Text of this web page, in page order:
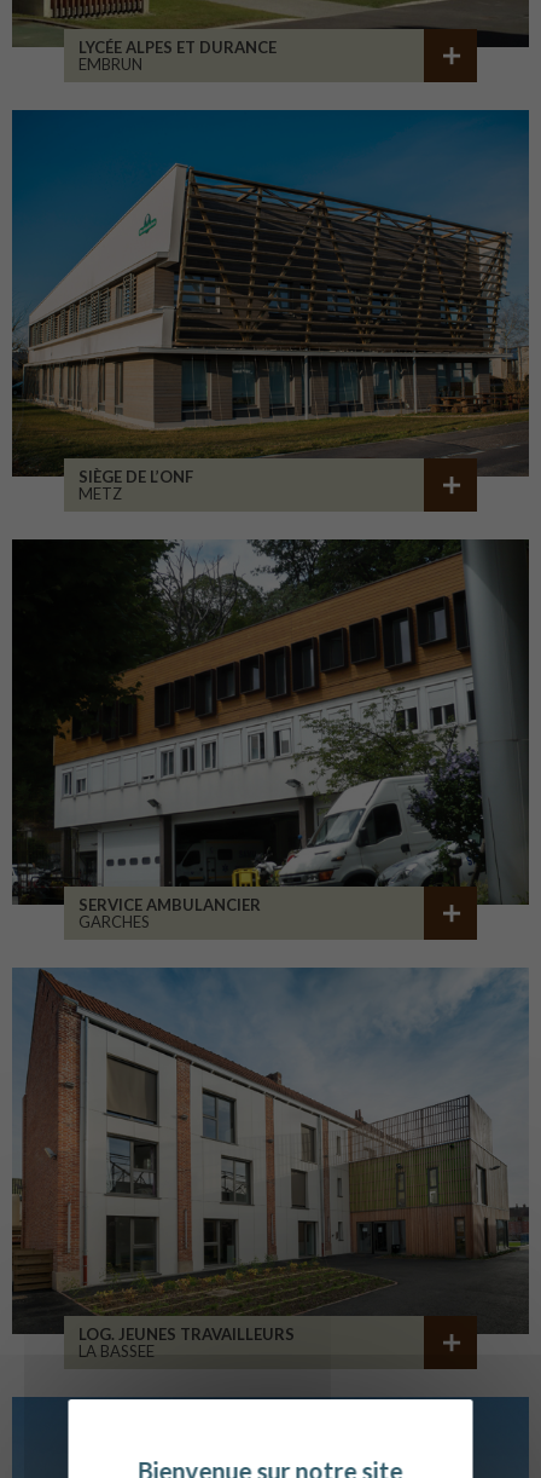
LYCÉE ALPES ET DURANCE
EMBRUN
SIÈGE DE L’ONF
METZ
SERVICE AMBULANCIER
GARCHES
LOG. JEUNES TRAVAILLEURS
LA BASSEE